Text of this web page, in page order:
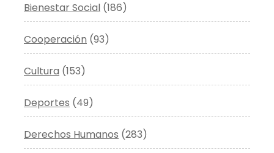
Bienestar Social (186)
Cooperación (93)
Cultura (153)
Deportes (49)
Derechos Humanos (283)